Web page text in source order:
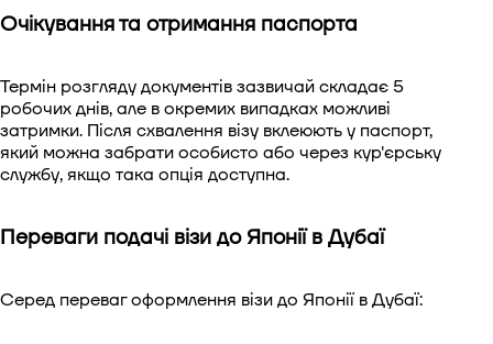
Очікування та отримання паспорта
Термін розгляду документів зазвичай складає 5
робочих днів, але в окремих випадках можливі
затримки. Після схвалення візу вклеюють у паспорт,
який можна забрати особисто або через кур'єрську
службу, якщо така опція доступна.
Переваги подачі візи до Японії в Дубаї
Серед переваг оформлення візи до Японії в Дубаї: